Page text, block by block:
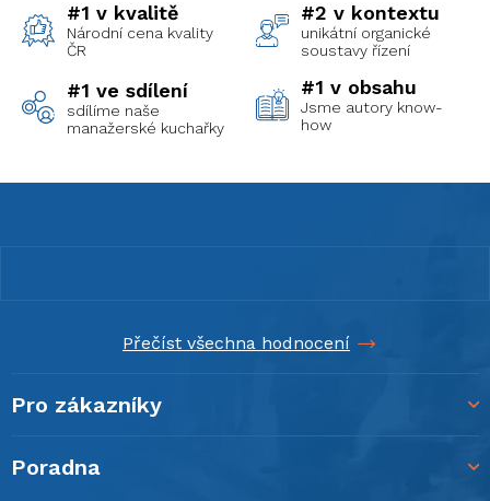
#1 v kvalitě
Národní cena kvality
ČR
#2 v kontextu
unikátní organické
soustavy řízení
#1 ve sdílení
sdílíme naše
manažerské kuchařky
#1 v obsahu
Jsme autory know-
how
Přečíst všechna hodnocení
Pro zákazníky
Poradna